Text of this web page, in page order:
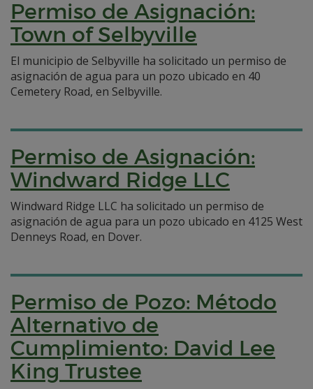
Permiso de Asignación:
Town of Selbyville
El municipio de Selbyville ha solicitado un permiso de
asignación de agua para un pozo ubicado en 40
Cemetery Road, en Selbyville.
Permiso de Asignación:
Windward Ridge LLC
Windward Ridge LLC ha solicitado un permiso de
asignación de agua para un pozo ubicado en 4125 West
Denneys Road, en Dover.
Permiso de Pozo: Método
Alternativo de
Cumplimiento: David Lee
King Trustee